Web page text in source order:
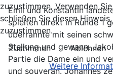
Emil und Konstantin
spielten direkt in Runde 1
überrannte mit seinen
Stellung und gewann.
Partie die Dame ein und
und souverän. Johannes
zuzustimmen. Verwenden
schließen Sie diesen
zuzustimmen.
Zustimmen
Ablehnen
Weitere